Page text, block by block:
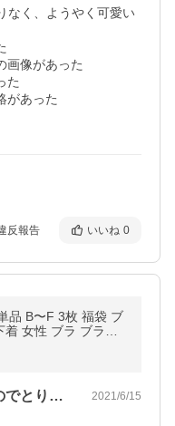
なく、ようやく可愛い
画像があった
た
があった
反報告 いいね 0
品 B〜F 3枚 福袋 ブ
女性 ブラ ブラの
グラマー まとめ買
出産を機にサイズが変わったのでとりあえ… 2021/6/15